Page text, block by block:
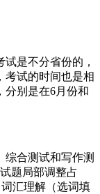
是不分省份的，
考试的时间也是相
分别是在6月份和
综合测试和写作测
题局部调整占
汇理解（选词填